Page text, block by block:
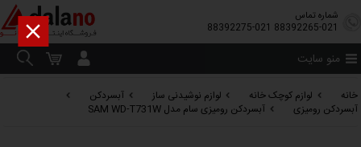
شماره تماس
88392265-021
88392275-021
منو سایت
خانه لوازم کوچک خانه لوازم نوشیدنی ساز
آبسردکن
آبسردکن رومیزی
آبسردکن رومیزی سام مدل SAM WD-T731W
